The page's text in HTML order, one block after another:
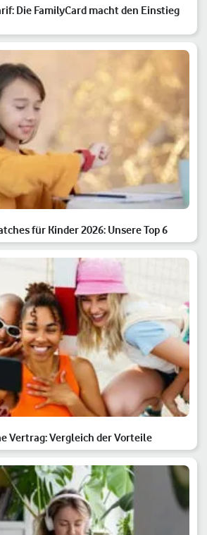
Die FamilyCard macht den Einstieg
für Kinder 2026: Unsere Top 6
Vertrag: Vergleich der Vorteile